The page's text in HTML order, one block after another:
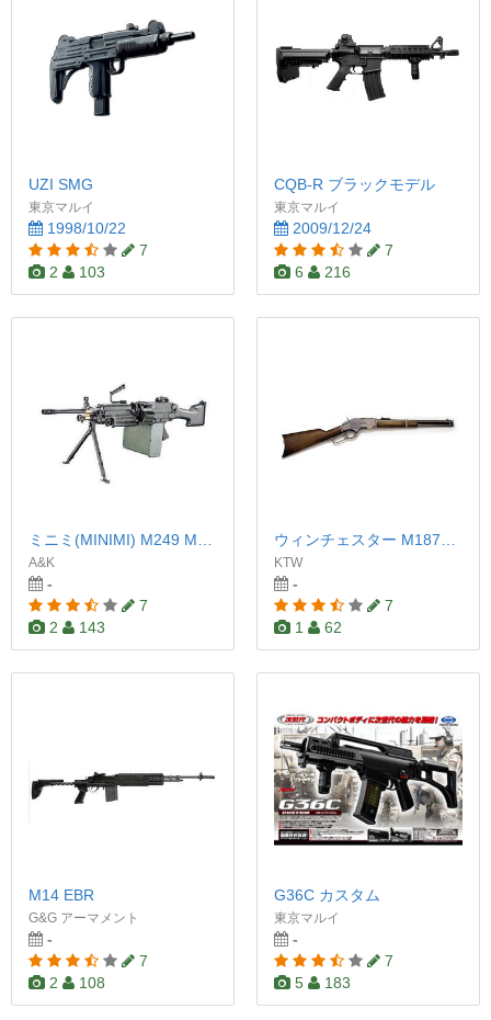
UZI SMG
東京マルイ
1998/10/22
7
2
103
CQB-R ブラックモデル
東京マルイ
2009/12/24
7
6
216
ミニミ(MINIMI) M249 MK-II
A&K
-
7
2
143
ウィンチェスター M1873 カービン
KTW
-
7
1
62
M14 EBR
G&G アーマメント
-
7
2
108
G36C カスタム
東京マルイ
-
7
5
183